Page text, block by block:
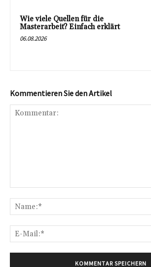
Wie viele Quellen für die
Masterarbeit? Einfach erklärt
06.08.2026
Kommentieren Sie den Artikel